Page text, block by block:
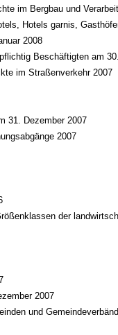
im Bergbau und
Hotels garnis,
2008
Beschäftigten am
im Straßenverkehr 2007
31. Dezember 2007
2007
der
2007
und